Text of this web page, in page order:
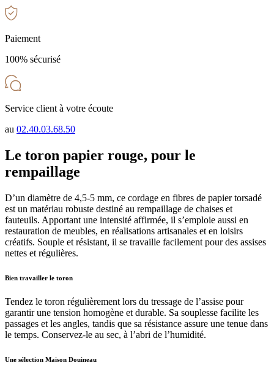
Paiement
100% sécurisé
Service client à votre écoute
au 02.40.03.68.50
Le toron papier rouge, pour le
rempaillage
D’un diamètre de 4,5-5 mm, ce cordage en fibres de papier torsadé
est un matériau robuste destiné au rempaillage de chaises et
fauteuils. Apportant une intensité affirmée, il s’emploie aussi en
restauration de meubles, en réalisations artisanales et en loisirs
créatifs. Souple et résistant, il se travaille facilement pour des assises
nettes et régulières.
Bien travailler le toron
Tendez le toron régulièrement lors du tressage de l’assise pour
garantir une tension homogène et durable. Sa souplesse facilite les
passages et les angles, tandis que sa résistance assure une tenue dans
le temps. Conservez-le au sec, à l’abri de l’humidité.
Une sélection Maison Douineau